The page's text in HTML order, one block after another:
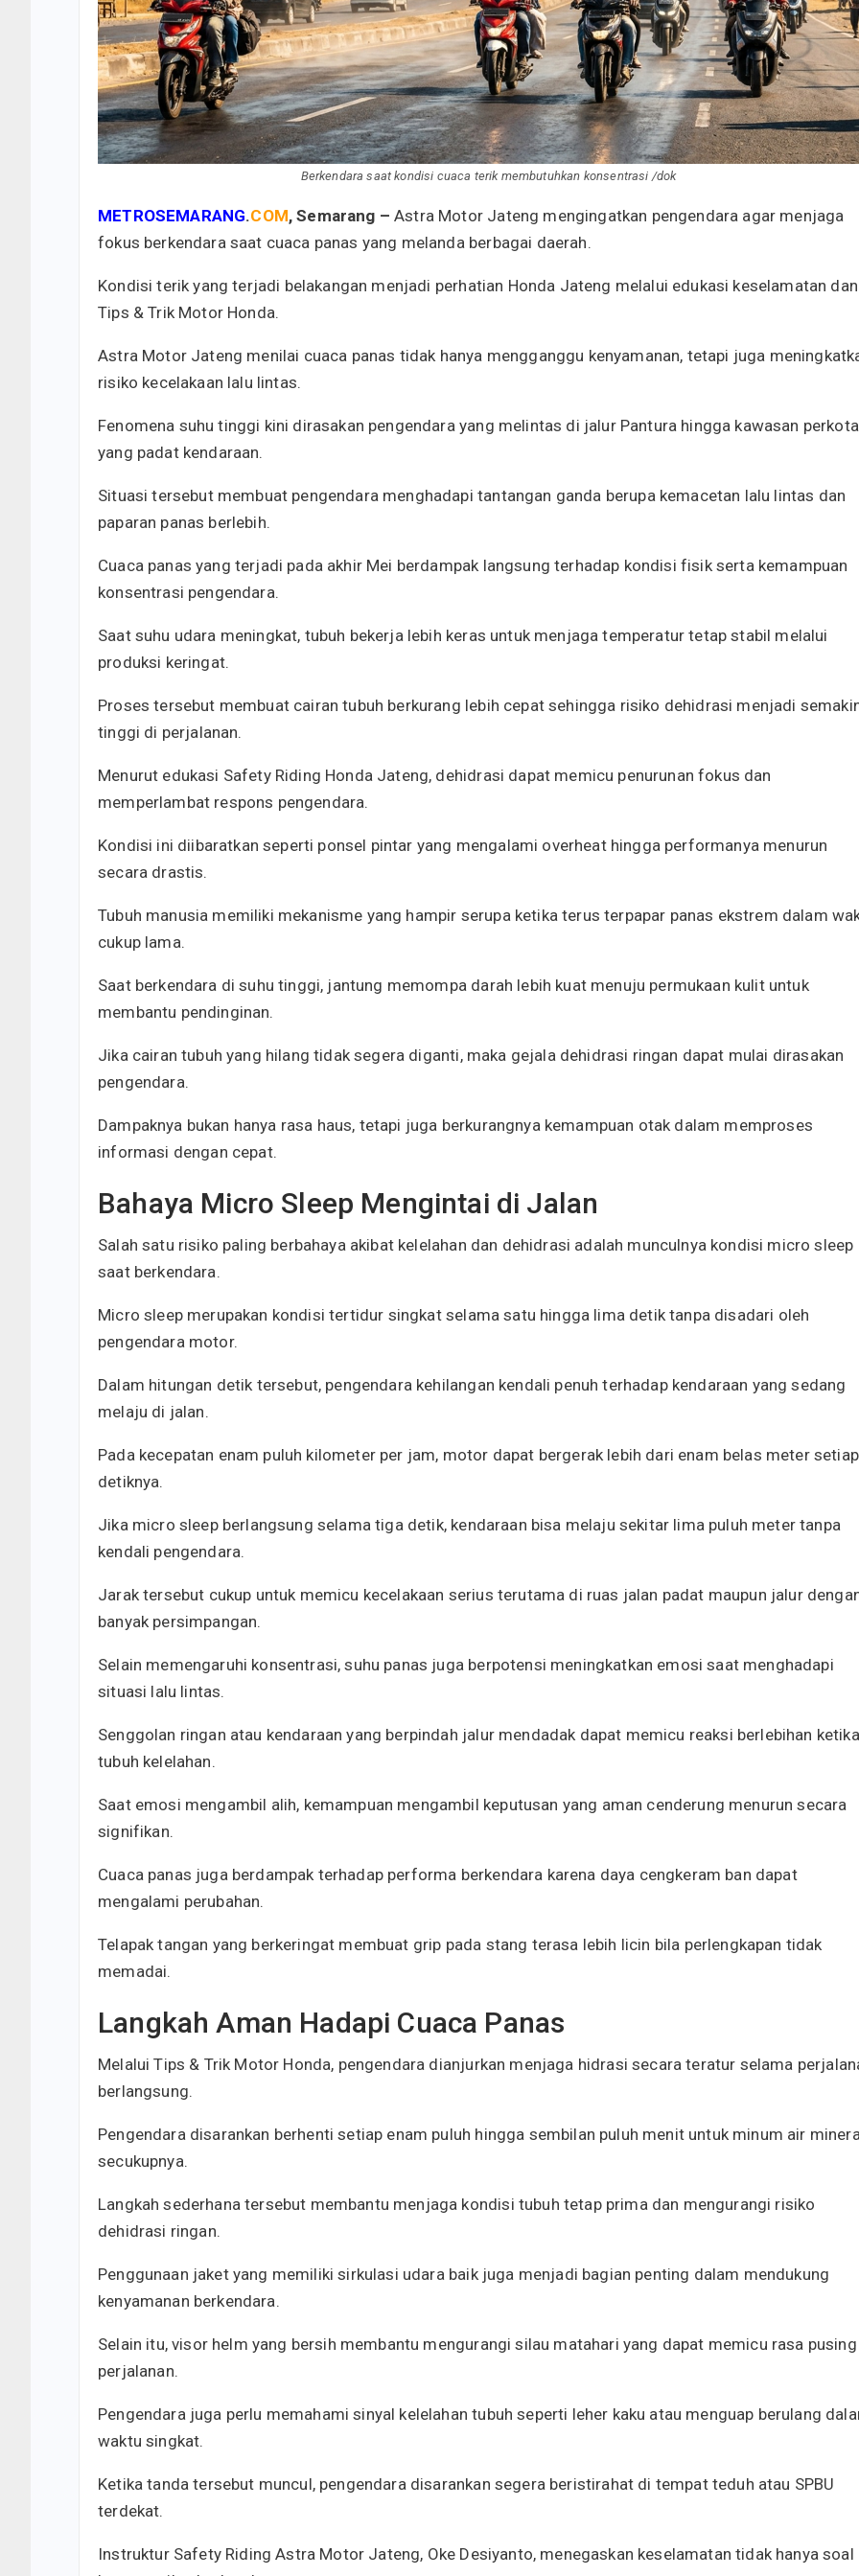
Berkendara saat kondisi cuaca terik membutuhkan konsentrasi /dok
METROSEMARANG.COM, Semarang – Astra Motor Jateng mengingatkan pengendara agar menjaga
fokus berkendara saat cuaca panas yang melanda berbagai daerah.
Kondisi terik yang terjadi belakangan menjadi perhatian Honda Jateng melalui edukasi keselamatan dan
Tips & Trik Motor Honda.
Astra Motor Jateng menilai cuaca panas tidak hanya mengganggu kenyamanan, tetapi juga
risiko kecelakaan lalu lintas.
Fenomena suhu tinggi kini dirasakan pengendara yang melintas di jalur Pantura hingga kawasan
yang padat kendaraan.
Situasi tersebut membuat pengendara menghadapi tantangan ganda berupa kemacetan lalu lintas dan
paparan panas berlebih.
Cuaca panas yang terjadi pada akhir Mei berdampak langsung terhadap kondisi fisik serta kemampuan
konsentrasi pengendara.
Saat suhu udara meningkat, tubuh bekerja lebih keras untuk menjaga temperatur tetap stabil melalui
produksi keringat.
Proses tersebut membuat cairan tubuh berkurang lebih cepat sehingga risiko dehidrasi menjadi
tinggi di perjalanan.
Menurut edukasi Safety Riding Honda Jateng, dehidrasi dapat memicu penurunan fokus dan
memperlambat respons pengendara.
Kondisi ini diibaratkan seperti ponsel pintar yang mengalami overheat hingga performanya menurun
secara drastis.
Tubuh manusia memiliki mekanisme yang hampir serupa ketika terus terpapar panas ekstrem dalam
cukup lama.
Saat berkendara di suhu tinggi, jantung memompa darah lebih kuat menuju permukaan kulit untuk
membantu pendinginan.
Jika cairan tubuh yang hilang tidak segera diganti, maka gejala dehidrasi ringan dapat mulai dirasakan
pengendara.
Dampaknya bukan hanya rasa haus, tetapi juga berkurangnya kemampuan otak dalam memproses
informasi dengan cepat.
Bahaya Micro Sleep Mengintai di Jalan
Salah satu risiko paling berbahaya akibat kelelahan dan dehidrasi adalah munculnya kondisi micro sleep
saat berkendara.
Micro sleep merupakan kondisi tertidur singkat selama satu hingga lima detik tanpa disadari oleh
pengendara motor.
Dalam hitungan detik tersebut, pengendara kehilangan kendali penuh terhadap kendaraan yang sedang
melaju di jalan.
Pada kecepatan enam puluh kilometer per jam, motor dapat bergerak lebih dari enam belas meter setiap
detiknya.
Jika micro sleep berlangsung selama tiga detik, kendaraan bisa melaju sekitar lima puluh meter tanpa
kendali pengendara.
Jarak tersebut cukup untuk memicu kecelakaan serius terutama di ruas jalan padat maupun jalur
banyak persimpangan.
Selain memengaruhi konsentrasi, suhu panas juga berpotensi meningkatkan emosi saat menghadapi
situasi lalu lintas.
Senggolan ringan atau kendaraan yang berpindah jalur mendadak dapat memicu reaksi berlebihan ketika
tubuh kelelahan.
Saat emosi mengambil alih, kemampuan mengambil keputusan yang aman cenderung menurun secara
signifikan.
Cuaca panas juga berdampak terhadap performa berkendara karena daya cengkeram ban dapat
mengalami perubahan.
Telapak tangan yang berkeringat membuat grip pada stang terasa lebih licin bila perlengkapan tidak
memadai.
Langkah Aman Hadapi Cuaca Panas
Melalui Tips & Trik Motor Honda, pengendara dianjurkan menjaga hidrasi secara teratur selama
berlangsung.
Pengendara disarankan berhenti setiap enam puluh hingga sembilan puluh menit untuk minum air
secukupnya.
Langkah sederhana tersebut membantu menjaga kondisi tubuh tetap prima dan mengurangi risiko
dehidrasi ringan.
Penggunaan jaket yang memiliki sirkulasi udara baik juga menjadi bagian penting dalam mendukung
kenyamanan berkendara.
Selain itu, visor helm yang bersih membantu mengurangi silau matahari yang dapat memicu rasa
perjalanan.
Pengendara juga perlu memahami sinyal kelelahan tubuh seperti leher kaku atau menguap berulang
waktu singkat.
Ketika tanda tersebut muncul, pengendara disarankan segera beristirahat di tempat teduh atau SPBU
terdekat.
Instruktur Safety Riding Astra Motor Jateng, Oke Desiyanto, menegaskan keselamatan tidak hanya soal